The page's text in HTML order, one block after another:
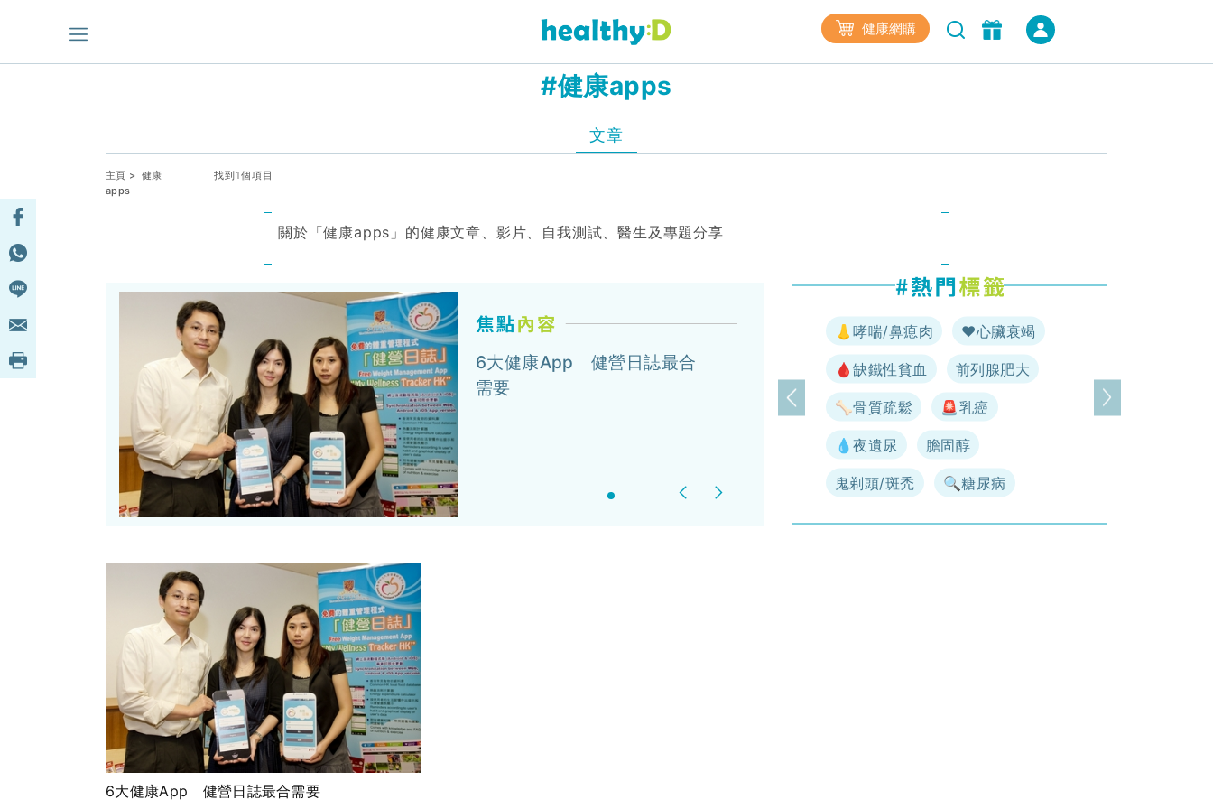
健康網購
#健康apps
文章
主頁 > 健康
apps
找到1個項目
關於「健康apps」的健康文章、影片、自我測試、醫生及專題分享
6大健康App 健營日誌最合
需要
Previous
上一頁
👃哮喘/鼻瘜肉 ♥️心臟衰竭
🩸缺鐵性貧血 前列腺肥大
🦴骨質疏鬆 🚨乳癌
💧夜遺尿 膽固醇
鬼剃頭/斑禿 🔍糖尿病
下一頁
6大健康App 健營日誌最合需要